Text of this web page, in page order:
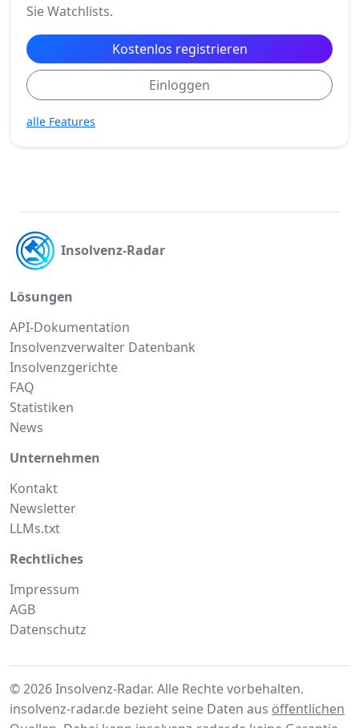
Sie Watchlists.
Kostenlos registrieren
Einloggen
alle Features
Insolvenz-Radar
Lösungen
API-Dokumentation
Insolvenzverwalter Datenbank
Insolvenzgerichte
FAQ
Statistiken
News
Unternehmen
Kontakt
Newsletter
LLMs.txt
Rechtliches
Impressum
AGB
Datenschutz
© 2026 Insolvenz-Radar. Alle Rechte vorbehalten.
insolvenz-radar.de bezieht seine Daten aus öffentlichen